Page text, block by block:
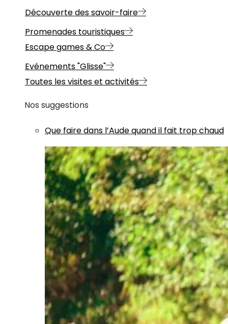
Découverte des savoir-faire
Promenades touristiques
Escape games & Co
Evénements "Glisse"
Toutes les visites et activités
Nos suggestions
Que faire dans l’Aude quand il fait trop chaud